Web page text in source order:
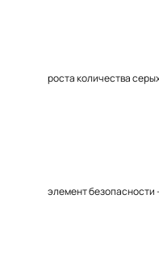
роста количества
элемент безопасности